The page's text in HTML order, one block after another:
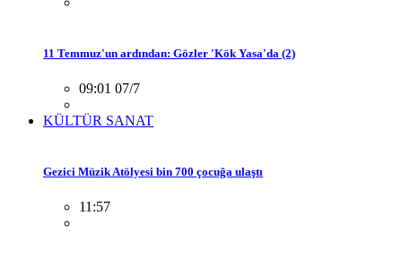
11 Temmuz'un ardından: Gözler 'Kök Yasa'da (2)
09:01 07/7
KÜLTÜR SANAT
Gezici Müzik Atölyesi bin 700 çocuğa ulaştı
11:57